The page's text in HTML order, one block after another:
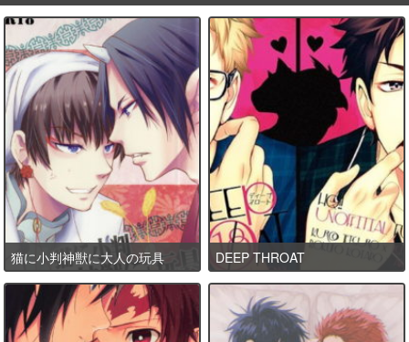
猫に小判神獣に大人の玩具 DEEP THROAT